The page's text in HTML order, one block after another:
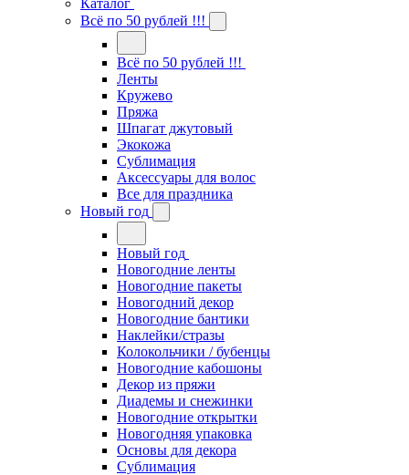
Каталог
Всё по 50 рублей !!!
Всё по 50 рублей !!!
Ленты
Кружево
Пряжа
Шпагат джутовый
Экокожа
Сублимация
Аксессуары для волос
Все для праздника
Новый год
Новый год
Новогодние ленты
Новогодние пакеты
Новогодний декор
Новогодние бантики
Наклейки/стразы
Колокольчики / бубенцы
Новогодние кабошоны
Декор из пряжи
Диадемы и снежинки
Новогодние открытки
Новогодняя упаковка
Основы для декора
Сублимация